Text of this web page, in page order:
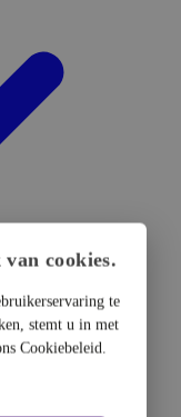
cookies.
te
stemt u in met
Cookiebeleid.